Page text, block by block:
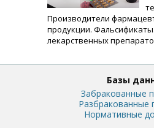
Производители
продукции.
лекарственных
Базы
Забракованные
Разбракованные
Нормативные